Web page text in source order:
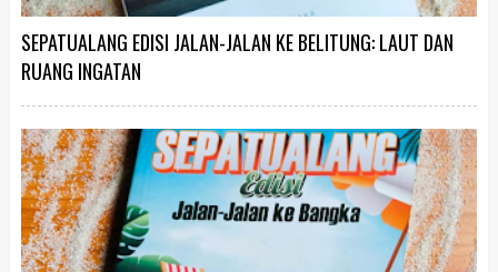
SEPATUALANG EDISI JALAN-JALAN KE BELITUNG: LAUT DAN
RUANG INGATAN